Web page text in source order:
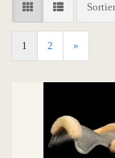
1 2 »